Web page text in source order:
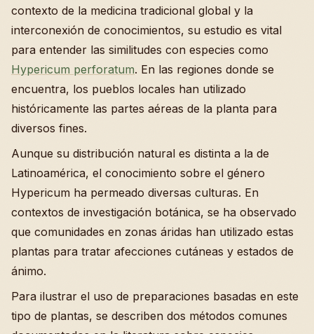
contexto de la medicina tradicional global y la
interconexión de conocimientos, su estudio es vital
para entender las similitudes con especies como
Hypericum perforatum. En las regiones donde se
encuentra, los pueblos locales han utilizado
históricamente las partes aéreas de la planta para
diversos fines.
Aunque su distribución natural es distinta a la de
Latinoamérica, el conocimiento sobre el género
Hypericum ha permeado diversas culturas. En
contextos de investigación botánica, se ha observado
que comunidades en zonas áridas han utilizado estas
plantas para tratar afecciones cutáneas y estados de
ánimo.
Para ilustrar el uso de preparaciones basadas en este
tipo de plantas, se describen dos métodos comunes